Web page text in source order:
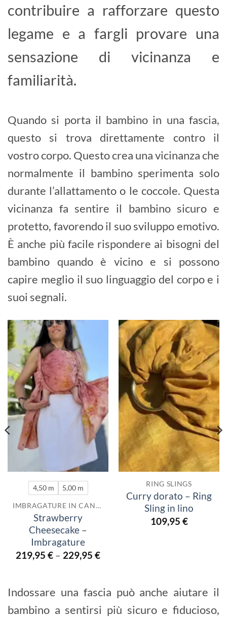
contribuire a rafforzare questo
legame e a fargli provare una
sensazione di vicinanza e
familiarità.
Quando si porta il bambino in una fascia,
questo si trova direttamente contro il
vostro corpo. Questo crea una vicinanza che
normalmente il bambino sperimenta solo
durante l’allattamento o le coccole. Questa
vicinanza fa sentire il bambino sicuro e
protetto, favorendo il suo sviluppo emotivo.
È anche più facile rispondere ai bisogni del
bambino quando è vicino e si possono
capire meglio il suo linguaggio del corpo e i
suoi segnali.
4,50 m 5,00 m
IMBRAGATURE IN CANAPA
Strawberry
Cheesecake –
Imbragature
219,95 € – 229,95 €
RING SLINGS
Curry dorato – Ring
Sling in lino
109,95 €
Indossare una fascia può anche aiutare il
bambino a sentirsi più sicuro e fiducioso,